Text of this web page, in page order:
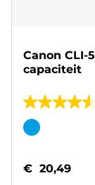
Canon CLI-
capaciteit
4.6
van
sterren.
€ 20,49